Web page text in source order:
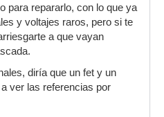
para repararlo, con lo que ya
y voltajes raros, pero si te
a que vayan
diría que un fet y un
ver las referencias por